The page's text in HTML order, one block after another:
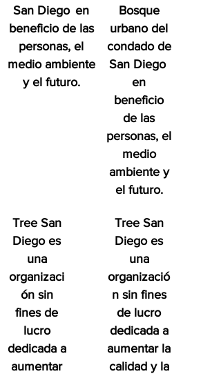
San Diego en
beneficio de las
personas, el
medio ambiente
y el futuro.
Tree San
Diego es
una
organizaci
ón sin
fines de
lucro
dedicada a
aumentar
Bosque
urbano del
condado de
San Diego
en
beneficio
de las
personas, el
medio
ambiente y
el futuro.
Tree San
Diego es
una
organizació
n sin fines
de lucro
dedicada a
aumentar la
calidad y la